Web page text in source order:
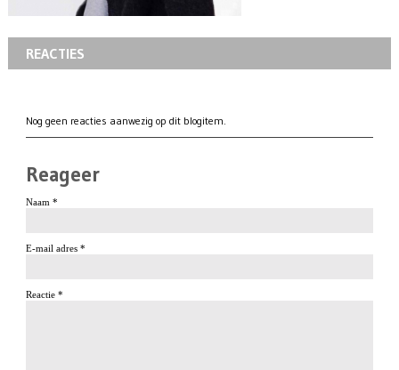
REACTIES
Nog geen reacties aanwezig op dit blogitem.
Reageer
Naam *
E-mail adres *
Reactie *